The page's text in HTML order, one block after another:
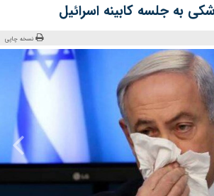
به جلسه کابینه اسرائیل
نسخه چاپی